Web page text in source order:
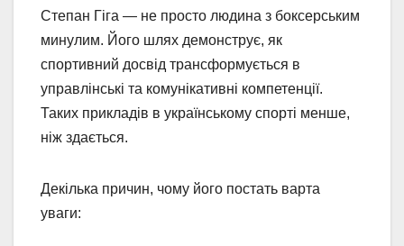
Степан Гіга — не просто людина з боксерським
минулим. Його шлях демонструє, як
спортивний досвід трансформується в
управлінські та комунікативні компетенції.
Таких прикладів в українському спорті менше,
ніж здається.
Декілька причин, чому його постать варта
уваги: